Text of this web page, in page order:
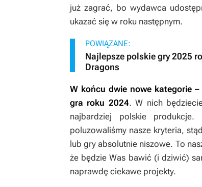
już zagrać, bo wydawca
ukazać się w roku następnym.
POWIĄZANE:
Najlepsze polskie gry 2025
Dragons
W końcu dwie nowe kategorie
gra roku 2024. W nich
najbardziej polskie
poluzowaliśmy nasze kryteria,
lub gry absolutnie niszowe. To
że będzie Was bawić (i dziwić)
naprawdę ciekawe projekty.